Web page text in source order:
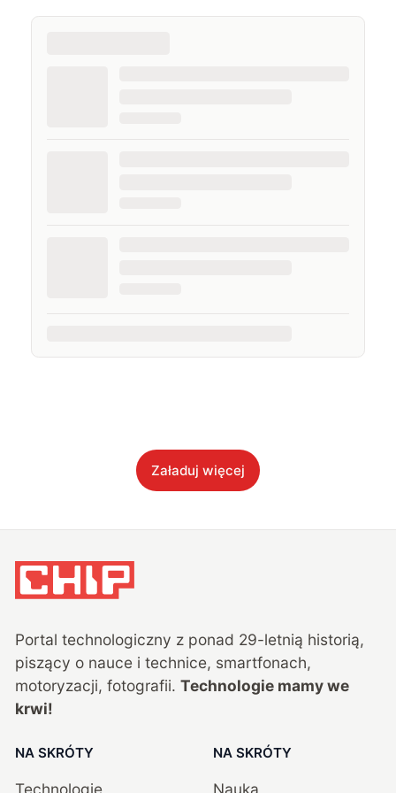
Załaduj więcej
Portal technologiczny z ponad 29-letnią historią,
piszący o nauce i technice, smartfonach,
motoryzacji, fotografii. Technologie mamy we
krwi!
NA SKRÓTY
Technologie
NA SKRÓTY
Nauka